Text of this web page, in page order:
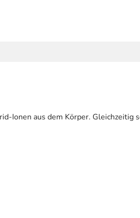
Ionen aus dem Körper. Gleichzeitig